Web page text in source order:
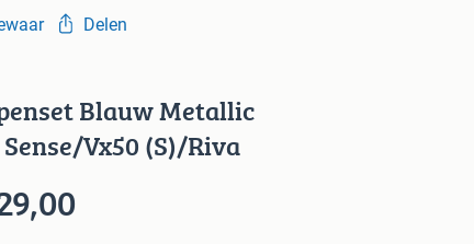
Delen
Blauw Metallic
Sense/Vx50 (S)/Riva